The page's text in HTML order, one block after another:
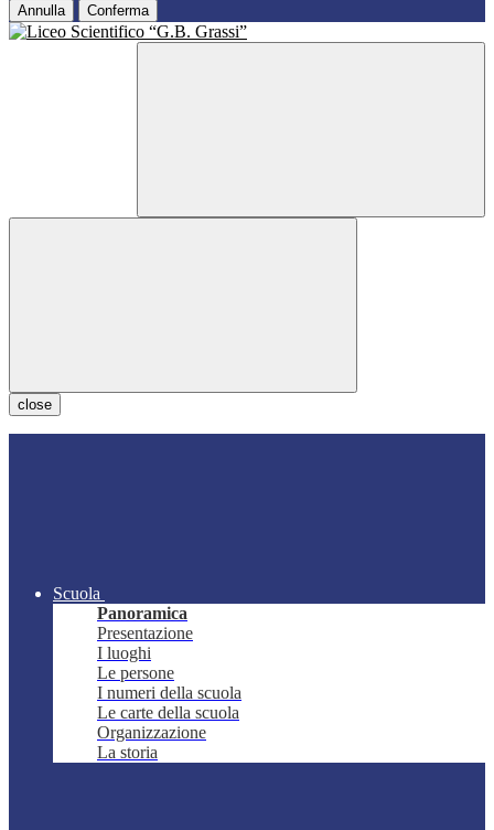
Annulla Conferma
close
Scuola
Panoramica
Presentazione
I luoghi
Le persone
I numeri della scuola
Le carte della scuola
Organizzazione
La storia